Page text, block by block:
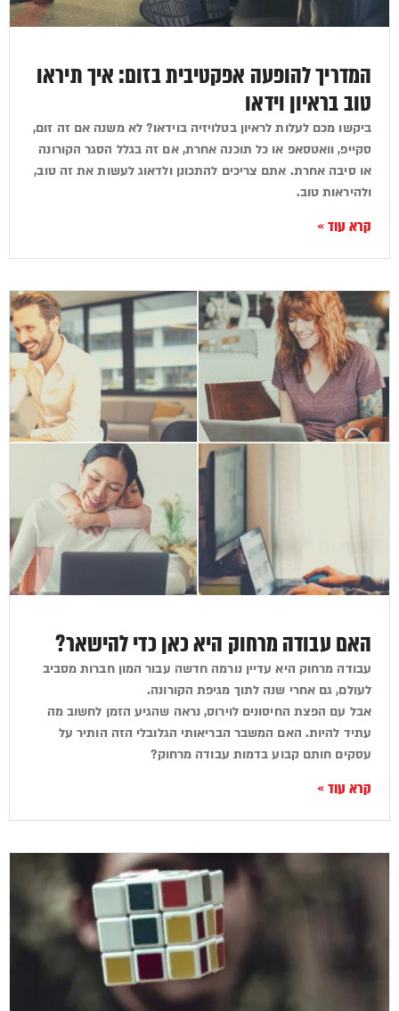
המדריך להופעה אפקטיבית בזום: איך תיראו
טוב בראיון וידאו
ביקשו מכם לעלות לראיון בטלויזיה בוידאו? לא משנה אם זה זום,
סקייפ, וואטסאפ או כל תוכנה אחרת, אם זה בגלל הסגר הקורונה
או סיבה אחרת. אתם צריכים להתכונן ולדאוג לעשות את זה טוב,
ולהיראות טוב.
קרא עוד »
האם עבודה מרחוק היא כאן כדי להישאר?
עבודה מרחוק היא עדיין נורמה חדשה עבור המון חברות מסביב
לעולם, גם אחרי שנה לתוך מגיפת הקורונה.
אבל עם הפצת החיסונים לוירוס, נראה שהגיע הזמן לחשוב מה
עתיד להיות. האם המשבר הבריאותי הגלובלי הזה הותיר על
עסקים חותם קבוע בדמות עבודה מרחוק?
קרא עוד »